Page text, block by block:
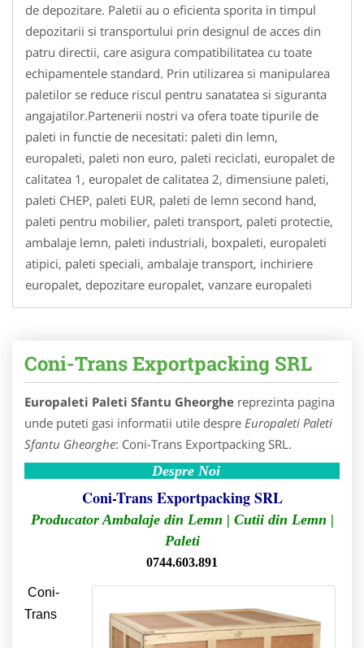
de depozitare. Paletii au o eficienta sporita in timpul
depozitarii si transportului prin designul de acces din
patru directii, care asigura compatibilitatea cu toate
echipamentele standard. Prin utilizarea si manipularea
paletilor se reduce riscul pentru sanatatea si siguranta
angajatilor.Partenerii nostri va ofera toate tipurile de
paleti in functie de necesitati: paleti din lemn,
europaleti, paleti non euro, paleti reciclati, europalet de
calitatea 1, europalet de calitatea 2, dimensiune paleti,
paleti CHEP, paleti EUR, paleti de lemn second hand,
paleti pentru mobilier, paleti transport, paleti protectie,
ambalaje lemn, paleti industriali, boxpaleti, europaleti
atipici, paleti speciali, ambalaje transport, inchiriere
europalet, depozitare europalet, vanzare europaleti
Coni-Trans Exportpacking SRL
Europaleti Paleti Sfantu Gheorghe reprezinta pagina
unde puteti gasi informatii utile despre Europaleti Paleti
Sfantu Gheorghe: Coni-Trans Exportpacking SRL.
Despre Noi
Coni-Trans Exportpacking SRL
Producator Ambalaje din Lemn | Cutii din Lemn |
Paleti
0744.603.891
Coni-
Trans